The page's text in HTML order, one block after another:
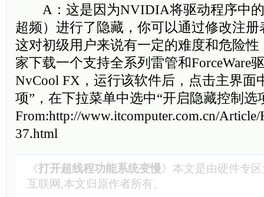
A：这是因为NVIDIA将驱动程序中的
超频）进行了隐藏，你可以通过修改注
这对初级用户来说有一定的难度和危险
家下载一个支持全系列雷管和
NvCool FX，运行该软件后，点击主界面
项”，在下拉菜单中选中“开启隐藏控制
From:http://www.itcomputer.com.cn/Article/
37.html
《打开超线程功能系统变慢》本文是由硬件专区
互联网,本文归原作者所有。